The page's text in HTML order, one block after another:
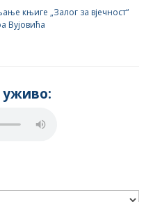
књиге „Залог за вјечност“
Вујовића
yживо: